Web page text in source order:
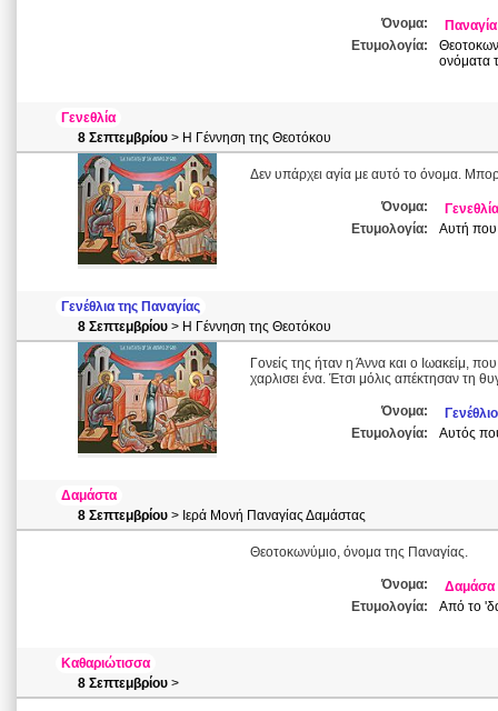
Όνομα:
Παναγία
Ετυμολογία:
ονόματα
Γενεθλία
8 Σεπτεμβρίου > Η Γέννηση της Θεοτόκου
Δεν υπάρχει αγία με αυτό το όνομα.
Όνομα:
Γενεθλία
Ετυμολογία:
Αυτή που
Γενέθλια της Παναγίας
8 Σεπτεμβρίου > Η Γέννηση της Θεοτόκου
Γονείς της ήταν η Άννα και ο Ιωακείμ,
χαρλισει ένα. Έτσι μόλις απέκτησαν τη
Όνομα:
Ετυμολογία:
Αυτός
Δαμάστα
8 Σεπτεμβρίου > Ιερά Μονή Παναγίας Δαμάστας
Θεοτοκωνύμιο, όνομα της Παναγίας.
Όνομα:
Δαμάσα
Ετυμολογία:
Από το
Καθαριώτισσα
8 Σεπτεμβρίου >